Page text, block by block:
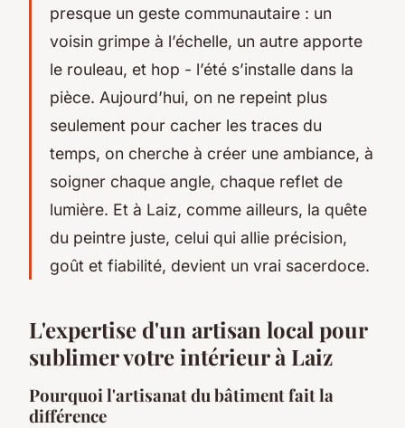
presque un geste communautaire : un
voisin grimpe à l’échelle, un autre apporte
le rouleau, et hop - l’été s’installe dans la
pièce. Aujourd’hui, on ne repeint plus
seulement pour cacher les traces du
temps, on cherche à créer une ambiance, à
soigner chaque angle, chaque reflet de
lumière. Et à Laiz, comme ailleurs, la quête
du peintre juste, celui qui allie précision,
goût et fiabilité, devient un vrai sacerdoce.
L'expertise d'un artisan local pour
sublimer votre intérieur à Laiz
Pourquoi l'artisanat du bâtiment fait la
différence